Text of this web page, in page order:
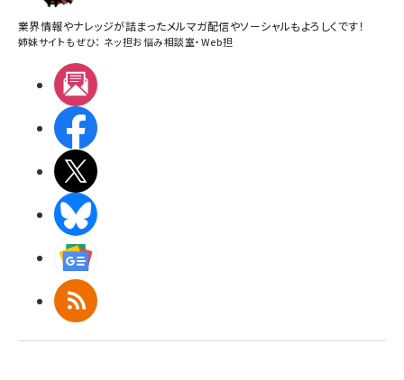
業界情報やナレッジが詰まったメルマガ配信やソーシャルもよろしくです！
姉妹サイトもぜひ： ネッ担お悩み相談室・Web担
RSS